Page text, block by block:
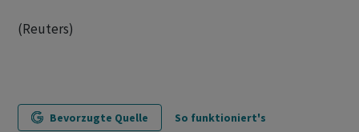
(Reuters)
Bevorzugte Quelle So funktioniert's